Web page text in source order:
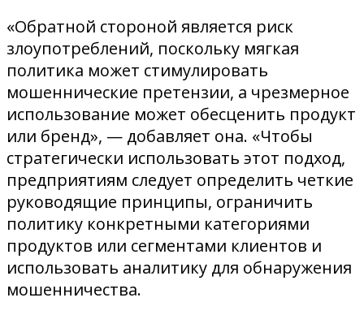
«Обратной стороной является риск
злоупотреблений, поскольку мягкая
политика может стимулировать
мошеннические претензии, а чрезмерное
использование может обесценить продукт
или бренд», — добавляет она. «Чтобы
стратегически использовать этот подход,
предприятиям следует определить четкие
руководящие принципы, ограничить
политику конкретными категориями
продуктов или сегментами клиентов и
использовать аналитику для обнаружения
мошенничества.